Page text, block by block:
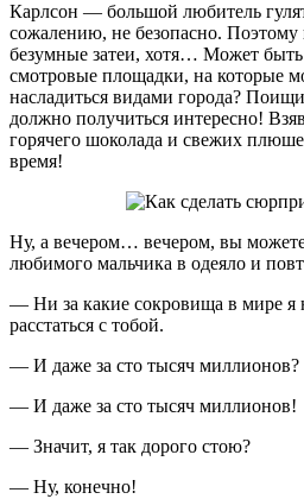
Карлсон — большой любитель
сожалению, не безопасно. Поэтому
безумные затеи, хотя… Может быть
смотровые площадки, на которые
насладиться видами города?
должно получиться интересно!
горячего шоколада и свежих
время!
Ну, а вечером… вечером, вы можете
любимого мальчика в одеяло и
— Ни за какие сокровища в мире я
расстаться с тобой.
— И даже за сто тысяч миллионов?
— И даже за сто тысяч миллионов!
— Значит, я так дорого стою?
— Ну, конечно!